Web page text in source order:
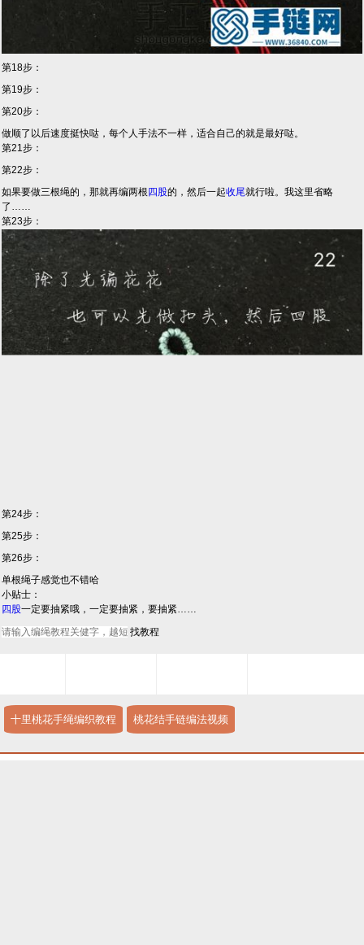
第18步：
第19步：
第20步：
做顺了以后速度挺快哒，每个人手法不一样，适合自己的就是最好哒。
第21步：
第22步：
如果要做三根绳的，那就再编两根 四股的，然后一起收尾就行啦。我这里省略
了……
第23步：
第24步：
第25步：
第26步：
单根绳子感觉也不错哈
小贴士：
四股一定要抽紧哦，一定要抽紧，要抽紧……
十里桃花手绳编织教程 桃花结手链编法视频